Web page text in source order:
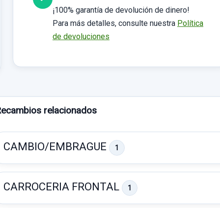
¡100% garantía de devolución de dinero!
Para más detalles, consulte nuestra Política
de devoluciones
relacionados
CAMBIO/EMBRAGUE 1
CARROCERIA FRONTAL 1